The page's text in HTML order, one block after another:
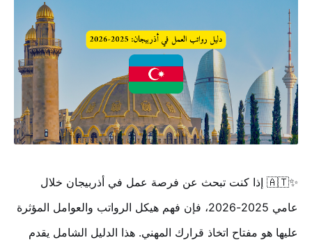
✨🇦🇹 إذا كنت تبحث عن فرصة عمل في أذربيجان خلال
عامي 2025-2026، فإن فهم هيكل الرواتب والعوامل المؤثرة
عليها هو مفتاح اتخاذ قرارك المهني. هذا الدليل الشامل يقدم